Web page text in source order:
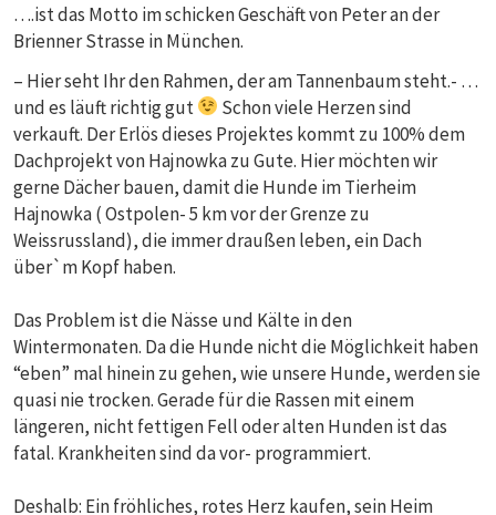
….ist das Motto im schicken Geschäft von Peter an der
Brienner Strasse in München.
– Hier seht Ihr den Rahmen, der am Tannenbaum steht.- …
und es läuft richtig gut
Schon viele Herzen sind
verkauft. Der Erlös dieses Projektes kommt zu 100% dem
Dachprojekt von Hajnowka zu Gute. Hier möchten wir
gerne Dächer bauen, damit die Hunde im Tierheim
Hajnowka ( Ostpolen- 5 km vor der Grenze zu
Weissrussland), die immer draußen leben, ein Dach
über`m Kopf haben.
Das Problem ist die Nässe und Kälte in den
Wintermonaten. Da die Hunde nicht die Möglichkeit haben
“eben” mal hinein zu gehen, wie unsere Hunde, werden sie
quasi nie trocken. Gerade für die Rassen mit einem
längeren, nicht fettigen Fell oder alten Hunden ist das
fatal. Krankheiten sind da vor- programmiert.
Deshalb: Ein fröhliches, rotes Herz kaufen, sein Heim